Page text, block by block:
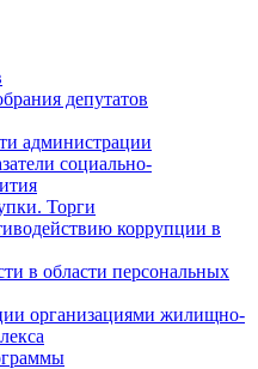
депутатов
администрации
социально-
Торги
коррупции в
в области персональных
организациями жилищно-